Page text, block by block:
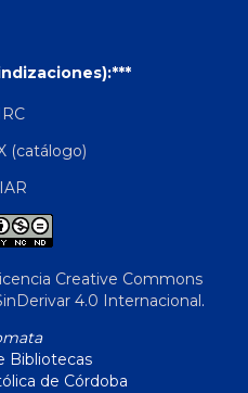
(catálogo)
Creative Commons
4.0 Internacional.
Bibliotecas
de Córdoba